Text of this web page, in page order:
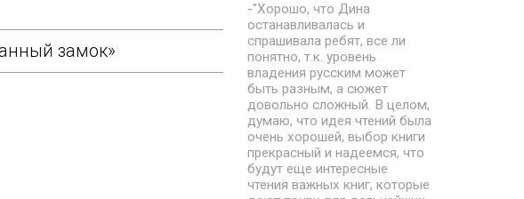
замок»
-"Хорошо, что Дина
останавливалась и
спрашивала ребят, все ли
понятно, т.к. уровень
владения русским может
быть разным, а сюжет
довольно сложный. В целом,
думаю, что идея чтений была
очень хорошей, выбор книги
прекрасный и надеемся, что
будут еще интересные
чтения важных книг, которые